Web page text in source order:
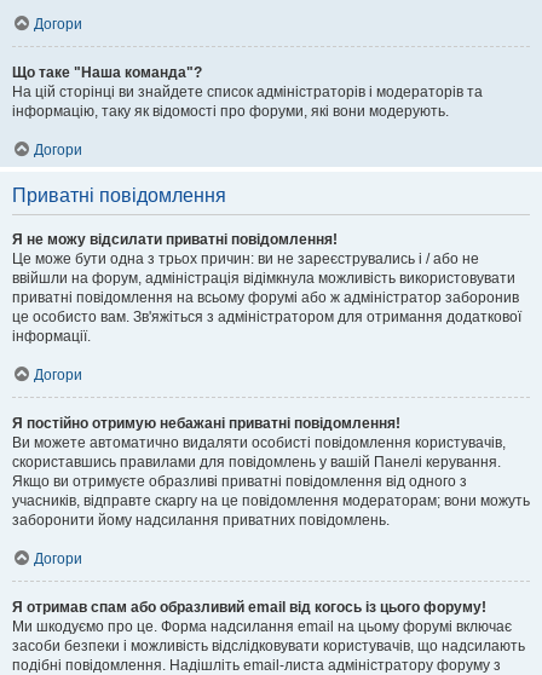
Догори
Що таке "Наша команда"?
На цій сторінці ви знайдете список адміністраторів і модераторів та
інформацію, таку як відомості про форуми, які вони модерують.
Догори
Приватні повідомлення
Я не можу відсилати приватні повідомлення!
Це може бути одна з трьох причин: ви не зареєструвались і / або не
ввійшли на форум, адміністрація відімкнула можливість використовувати
приватні повідомлення на всьому форумі або ж адміністратор заборонив
це особисто вам. Зв'яжіться з адміністратором для отримання додаткової
інформації.
Догори
Я постійно отримую небажані приватні повідомлення!
Ви можете автоматично видаляти особисті повідомлення користувачів,
скориставшись правилами для повідомлень у вашій Панелі керування.
Якщо ви отримуєте образливі приватні повідомлення від одного з
учасників, відправте скаргу на це повідомлення модераторам; вони можуть
заборонити йому надсилання приватних повідомлень.
Догори
Я отримав спам або образливий email від когось із цього форуму!
Ми шкодуємо про це. Форма надсилання email на цьому форумі включає
засоби безпеки і можливість відслідковувати користувачів, що надсилають
подібні повідомлення. Надішліть email-листа адміністратору форуму з